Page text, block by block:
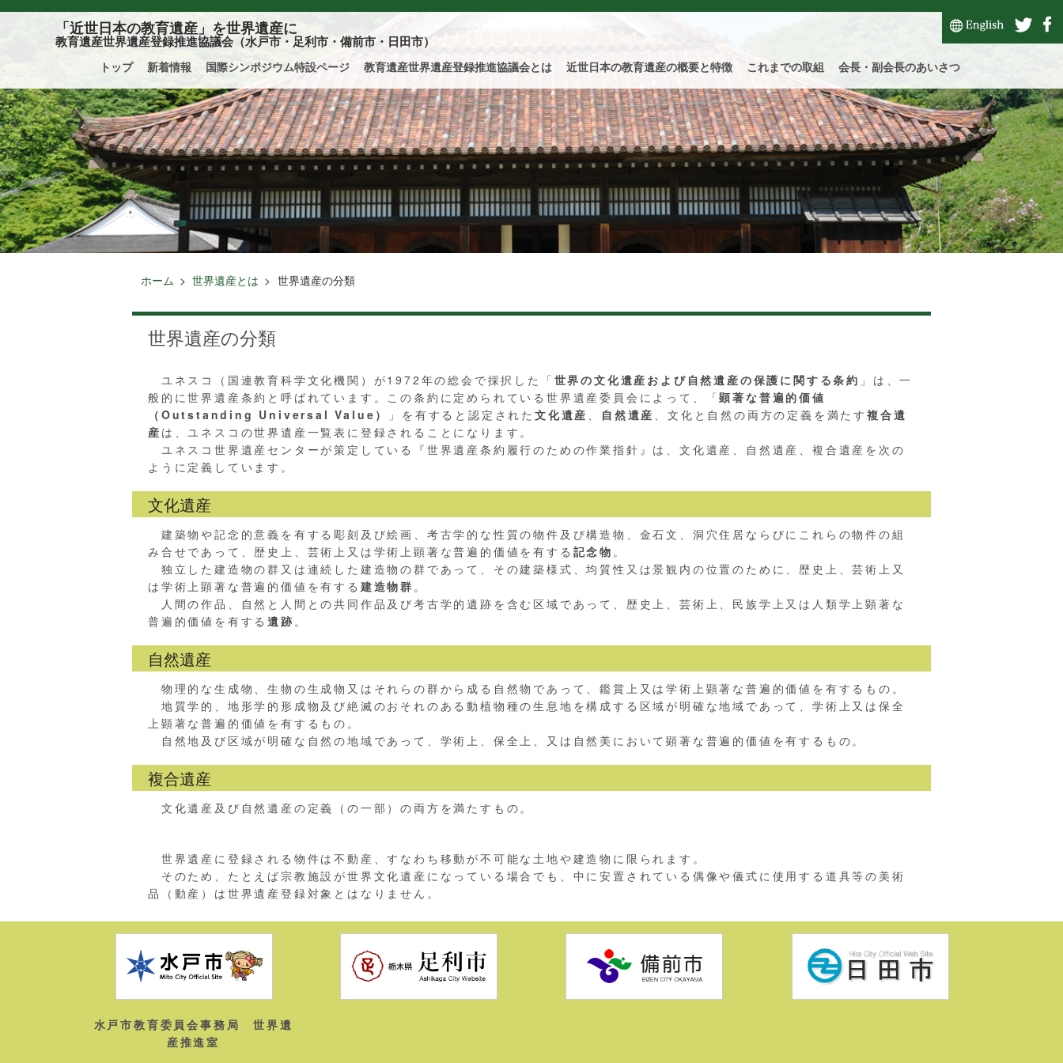
このページの本文へ
「近世日本の教育遺産」を世界遺産に
教育遺産世界遺産登録推進協議会（水戸市・足利市・備前市・日田市）
トップ 新着情報 国際シンポジウム特設ページ 教育遺産世界遺産登録推進協議会とは 近世日本の教育遺産の概要と特徴 これまでの取組 会長・副会長のあいさつ
ホーム 世界遺産とは 世界遺産の分類
世界遺産の分類
ユネスコ（国連教育科学文化機関）が1972年の総会で採択した「 世界の文化遺産および自然遺産の保護に関する条約 」は、一
般的に世界遺産条約と呼ばれています。この条約に定められている世界遺産委員会によって、「顕著な普遍的価値
（Outstanding Universal Value）
」を有すると認定された文化遺産 、 自然遺産 、文化と自然の両方の定義を満たす複合遺
産 は、ユネスコの世界遺産一覧表に登録されることになります。
ユネスコ世界遺産センターが策定している『世界遺産条約履行のための作業指針』は、文化遺産、自然遺産、複合遺産を次の
ように定義しています。
文化遺産
建築物や記念的意義を有する彫刻及び絵画、考古学的な性質の物件及び構造物、金石文、洞穴住居ならびにこれらの物件の組
み合せであって、歴史上、芸術上又は学術上顕著な普遍的価値を有する 記念物 。
独立した建造物の群又は連続した建造物の群であって、その建築様式、均質性又は景観内の位置のために、歴史上、芸術上又
は学術上顕著な普遍的価値を有する 建造物群 。
人間の作品、自然と人間との共同作品及び考古学的遺跡を含む区域であって、歴史上、芸術上、民族学上又は人類学上顕著な
普遍的価値を有する遺跡 。
自然遺産
物理的な生成物、生物の生成物又はそれらの群から成る自然物であって、鑑賞上又は学術上顕著な普遍的価値を有するもの。
地質学的、地形学的形成物及び絶滅のおそれのある動植物種の生息地を構成する区域が明確な地域であって、学術上又は保全
上顕著な普遍的価値を有するもの。
自然地及び区域が明確な自然の地域であって、学術上、保全上、又は自然美において顕著な普遍的価値を有するもの。
複合遺産
文化遺産及び自然遺産の定義（の一部）の両方を満たすもの。
世界遺産に登録される物件は不動産、すなわち移動が不可能な土地や建造物に限られます。
そのため、たとえば宗教施設が世界文化遺産になっている場合でも、中に安置されている偶像や儀式に使用する道具等の美術
品（動産）は世界遺産登録対象とはなりません。
水戸市教育委員会事務局 世界遺
産推進室